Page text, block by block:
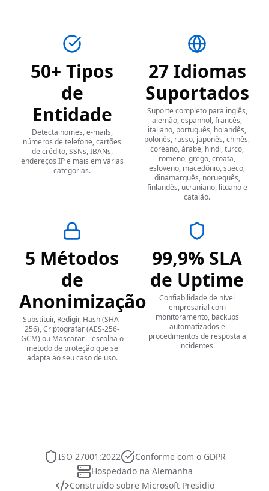
50+ Tipos
de
Entidade
Detecta nomes, e-mails,
números de telefone, cartões
de crédito, SSNs, IBANs,
endereços IP e mais em várias
categorias.
27 Idiomas
Suportados
Suporte completo para inglês,
alemão, espanhol, francês,
italiano, português, holandês,
polonês, russo, japonês, chinês,
coreano, árabe, hindi, turco,
romeno, grego, croata,
esloveno, macedônio, sueco,
dinamarquês, norueguês,
finlandês, ucraniano, lituano e
catalão.
5 Métodos
de
Anonimização
Substituir, Redigir, Hash (SHA-
256), Criptografar (AES-256-
GCM) ou Mascarar—escolha o
método de proteção que se
adapta ao seu caso de uso.
99,9% SLA
de Uptime
Confiabilidade de nível
empresarial com
monitoramento, backups
automatizados e
procedimentos de resposta a
incidentes.
ISO 27001:2022
Conforme com o GDPR
Hospedado na Alemanha
Construído sobre Microsoft Presidio